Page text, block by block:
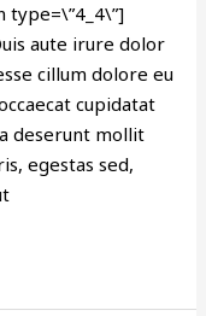
type=\”4_4\”]
aute irure dolor
cillum dolore eu
cupidatat
deserunt mollit
egestas sed,